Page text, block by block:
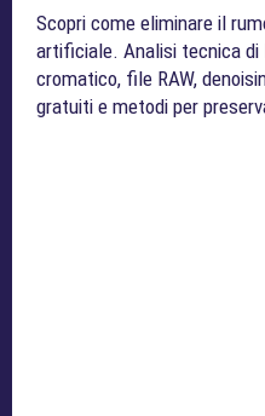
Scopri come eliminare il
artificiale. Analisi tecnica di
cromatico, file RAW,
gratuiti e metodi per